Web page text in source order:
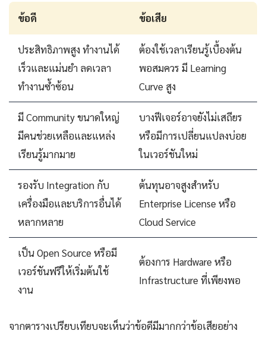
ข้อดี ข้อเสีย
ประสิทธิภาพสูง ทำงานได้
เร็วและแม่นยำ ลดเวลา
ทำงานซ้ำซ้อน
ต้องใช้เวลาเรียนรู้เบื้องต้น
พอสมควร มี Learning
Curve สูง
มี Community ขนาดใหญ่
มีคนช่วยเหลือและแหล่ง
เรียนรู้มากมาย
บางฟีเจอร์อาจยังไม่เสถียร
หรือมีการเปลี่ยนแปลงบ่อย
ในเวอร์ชันใหม่
รองรับ Integration กับ
เครื่องมือและบริการอื่นได้
หลากหลาย
ต้นทุนอาจสูงสำหรับ
Enterprise License หรือ
Cloud Service
เป็น Open Source หรือมี
เวอร์ชันฟรีให้เริ่มต้นใช้
งาน
ต้องการ Hardware หรือ
Infrastructure ที่เพียงพอ
จากตารางเปรียบเทียบจะเห็นว่าข้อดีมีมากกว่าข้อเสียอย่าง